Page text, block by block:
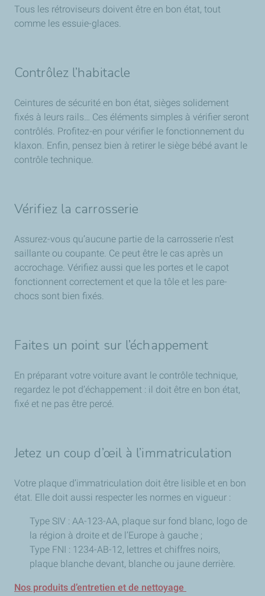
Tous les rétroviseurs doivent être en bon état, tout
comme les essuie-glaces.
Contrôlez l’habitacle
Ceintures de sécurité en bon état, sièges solidement
fixés à leurs rails… Ces éléments simples à vérifier seront
contrôlés. Profitez-en pour vérifier le fonctionnement du
klaxon. Enfin, pensez bien à retirer le siège bébé avant le
contrôle technique.
Vérifiez la carrosserie
Assurez-vous qu’aucune partie de la carrosserie n’est
saillante ou coupante. Ce peut être le cas après un
accrochage. Vérifiez aussi que les portes et le capot
fonctionnent correctement et que la tôle et les pare-
chocs sont bien fixés.
Faites un point sur l’échappement
En préparant votre voiture avant le contrôle technique,
regardez le pot d’échappement : il doit être en bon état,
fixé et ne pas être percé.
Jetez un coup d’œil à l’immatriculation
Votre plaque d’immatriculation doit être lisible et en bon
état. Elle doit aussi respecter les normes en vigueur :
Type SIV : AA-123-AA, plaque sur fond blanc, logo de
la région à droite et de l’Europe à gauche ;
Type FNI : 1234-AB-12, lettres et chiffres noirs,
plaque blanche devant, blanche ou jaune derrière.
Nos produits d’entretien et de nettoyage